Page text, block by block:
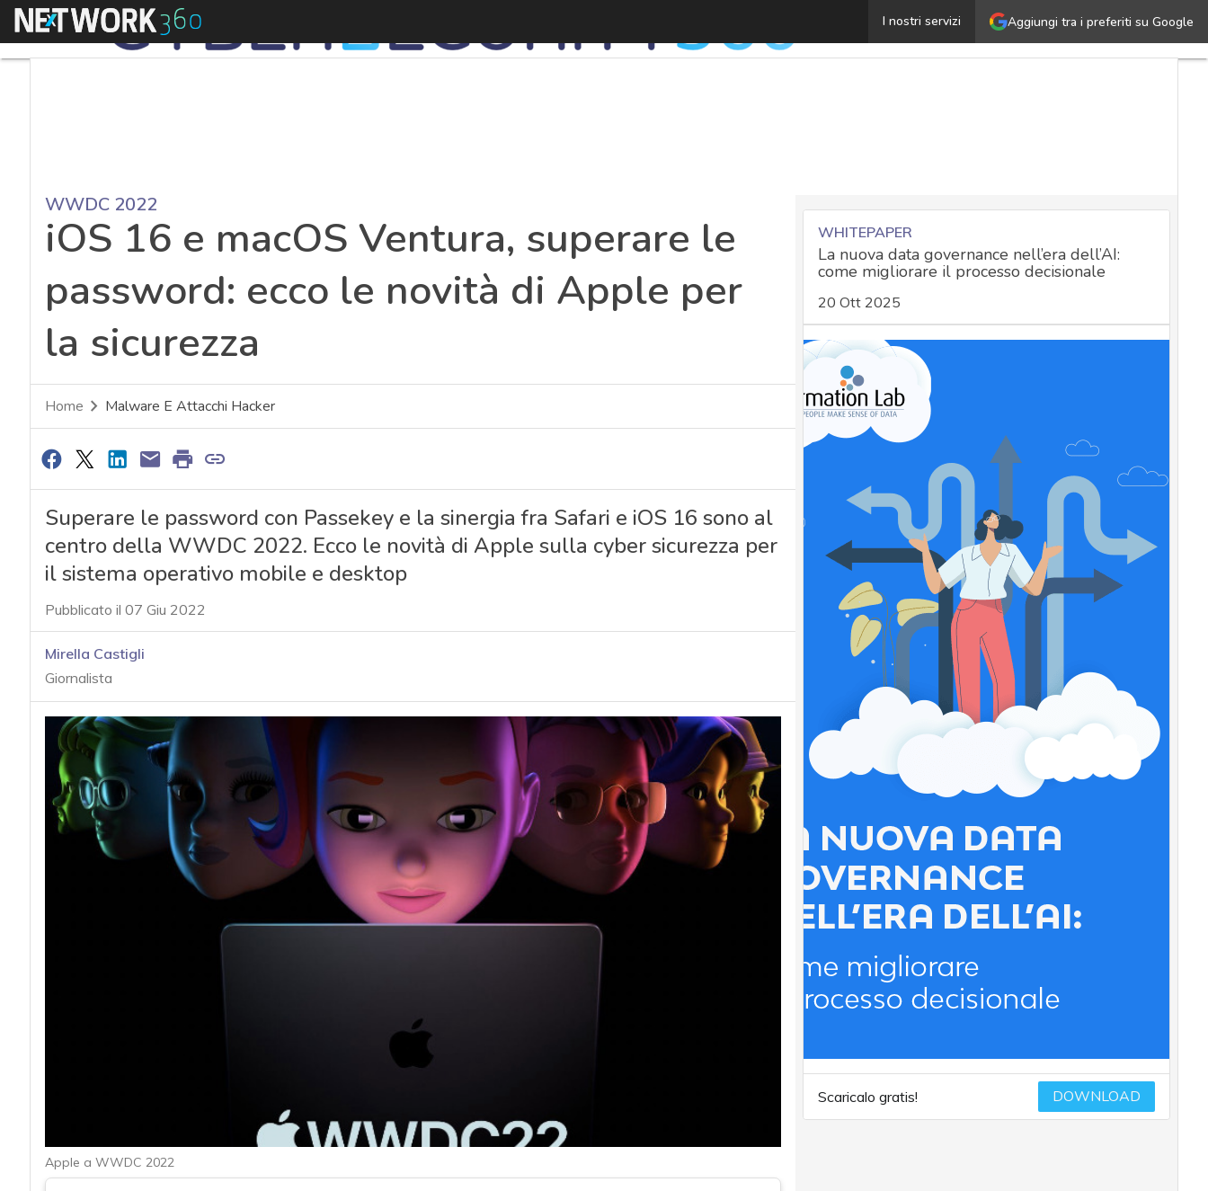
Aggiungi tra i preferiti su Google
I nostri servizi
Menu iOS 16 e macOS Ventura, superare le password: ecco
WWDC 2022
iOS 16 e macOS Ventura, superare le
password: ecco le novità di Apple per
la sicurezza
Home Malware E Attacchi Hacker
Superare le password con Passekey e la sinergia fra Safari e iOS 16 sono al
centro della WWDC 2022. Ecco le novità di Apple sulla cyber sicurezza per
il sistema operativo mobile e desktop
Pubblicato il 07 Giu 2022
Mirella Castigli
Giornalista
Apple a WWDC 2022
WHITEPAPER
La nuova data governance nell’era dell’AI:
come migliorare il processo decisionale
20 Ott 2025
Scaricalo gratis! DOWNLOAD